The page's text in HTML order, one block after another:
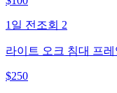
1일 전 조회 2
라이트 오크 침대 프
$250